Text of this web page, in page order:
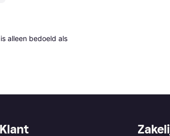
alleen bedoeld als
Klant